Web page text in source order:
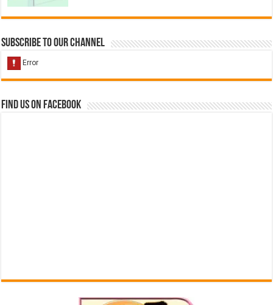
Subscribe to our Channel
Find us on Facebook